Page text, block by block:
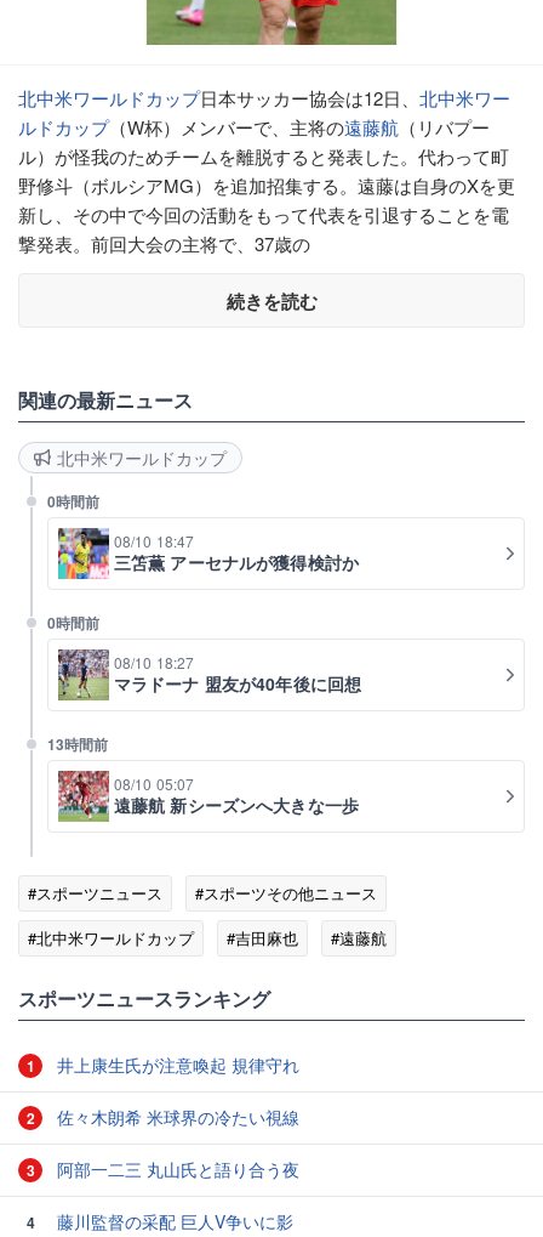
北中米ワールドカップ日本サッカー協会は12日、 北中米ワー
ルドカップ（W杯）メンバーで、主将の遠藤航 （リバプー
ル）が怪我のためチームを離脱すると発表した。代わって町
野修斗（ボルシアMG）を追加招集する。遠藤は自身のXを更
新し、その中で今回の活動をもって代表を引退することを電
撃発表。前回大会の主将で、37歳の
続きを読む
関連の最新ニュース
北中米ワールドカップ
0時間前
08/10 18:47
三笘薫 アーセナルが獲得検討か
0時間前
08/10 18:27
マラドーナ 盟友が40年後に回想
13時間前
08/10 05:07
遠藤航 新シーズンへ大きな一歩
#スポーツニュース
#スポーツその他ニュース
#北中米ワールドカップ
#吉田麻也
#遠藤航
スポーツニュースランキング
1 井上康生氏が注意喚起 規律守れ
2 佐々木朗希 米球界の冷たい視線
3 阿部一二三 丸山氏と語り合う夜
4 藤川監督の采配 巨人V争いに影